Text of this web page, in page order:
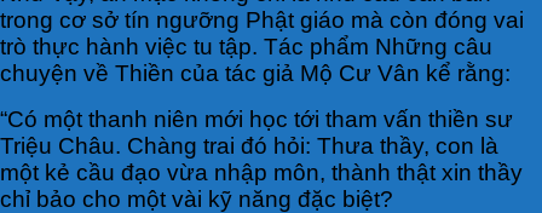
trong cơ sở tín ngưỡng Phật giáo mà còn đóng vai
trò thực hành việc tu tập. Tác phẩm Những câu
chuyện về Thiền của tác giả Mộ Cư Vân kể rằng:
“Có một thanh niên mới học tới tham vấn thiền sư
Triệu Châu. Chàng trai đó hỏi: Thưa thầy, con là
một kẻ cầu đạo vừa nhập môn, thành thật xin thầy
chỉ bảo cho một vài kỹ năng đặc biệt?